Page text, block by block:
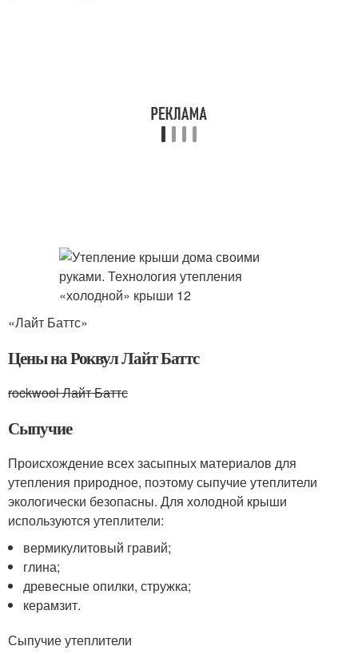
«Лайт Баттс»
Цены на Роквул Лайт Баттс
rockwool Лайт Баттс
Сыпучие
Происхождение всех засыпных материалов для
утепления природное, поэтому сыпучие утеплители
экологически безопасны. Для холодной крыши
используются утеплители:
вермикулитовый гравий;
глина;
древесные опилки, стружка;
керамзит.
Сыпучие утеплители